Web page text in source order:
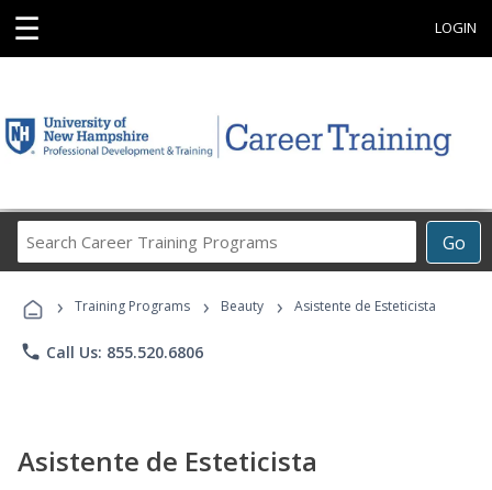
☰ LOGIN
Go
Career
Programs
› Training Programs › Beauty › Asistente de Esteticista
phone Call Us: 855.520.6806
Asistente de Esteticista